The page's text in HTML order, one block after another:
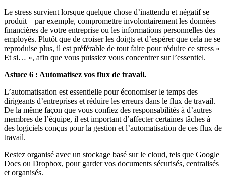
Le stress survient lorsque quelque chose d’inattendu et négatif se
produit – par exemple, compromettre involontairement les données
financières de votre entreprise ou les informations personnelles des
employés. Plutôt que de croiser les doigts et d’espérer que cela ne se
reproduise plus, il est préférable de tout faire pour réduire ce stress «
Et si… », afin que vous puissiez vous concentrer sur l’essentiel.
Astuce 6 : Automatisez vos flux de travail.
L’automatisation est essentielle pour économiser le temps des
dirigeants d’entreprises et réduire les erreurs dans le flux de travail.
De la même façon que vous confiez des responsabilités à d’autres
membres de l’équipe, il est important d’affecter certaines tâches à
des logiciels conçus pour la gestion et l’automatisation de ces flux de
travail.
Restez organisé avec un stockage basé sur le cloud, tels que Google
Docs ou Dropbox, pour garder vos documents sécurisés, centralisés
et organisés.